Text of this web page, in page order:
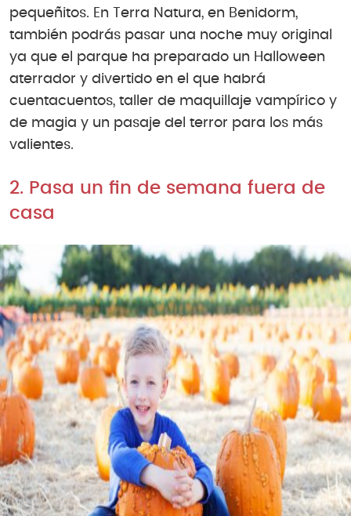
pequeñitos. En Terra Natura, en Benidorm,
también podrás pasar una noche muy original
ya que el parque ha preparado un Halloween
aterrador y divertido en el que habrá
cuentacuentos, taller de maquillaje vampírico y
de magia y un pasaje del terror para los más
valientes.
2. Pasa un fin de semana fuera de
casa